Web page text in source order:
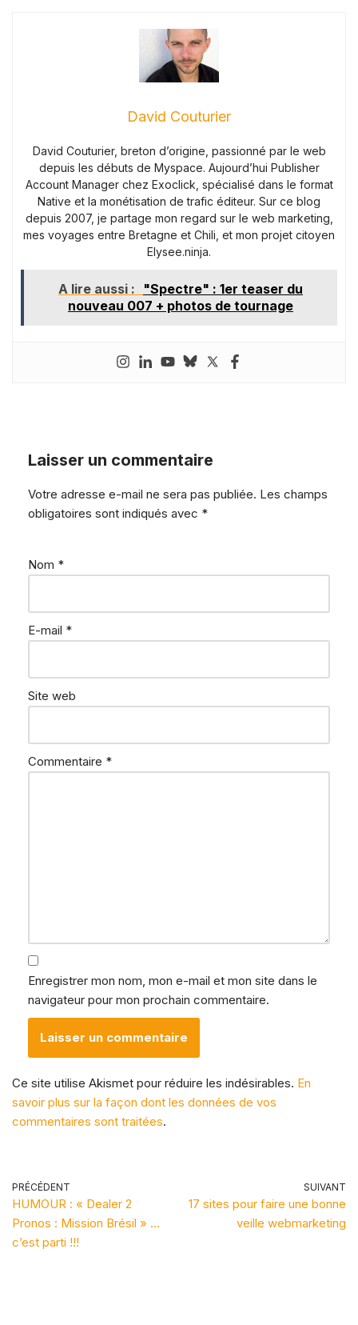
David Couturier
David Couturier, breton d’origine, passionné par le web
depuis les débuts de Myspace. Aujourd’hui Publisher
Account Manager chez Exoclick, spécialisé dans le format
Native et la monétisation de trafic éditeur. Sur ce blog
depuis 2007, je partage mon regard sur le web marketing,
mes voyages entre Bretagne et Chili, et mon projet citoyen
Elysee.ninja.
A lire aussi :
"Spectre" : 1er teaser du
nouveau 007 + photos de tournage
Laisser un commentaire
Votre adresse e-mail ne sera pas publiée. Les champs
obligatoires sont indiqués avec *
Nom *
E-mail *
Site web
Commentaire *
Enregistrer mon nom, mon e-mail et mon site dans le
navigateur pour mon prochain commentaire.
Ce site utilise Akismet pour réduire les indésirables. En
savoir plus sur la façon dont les données de vos
commentaires sont traitées.
PRÉCÉDENT
HUMOUR : « Dealer 2
Pronos : Mission Brésil » …
c’est parti !!!
SUIVANT
17 sites pour faire une bonne
veille webmarketing